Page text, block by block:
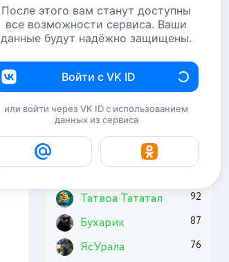
Комментаторы недели
NiShkni 214
Евгений114
Комсомолец
Татвоа Тататал 92
Бухарик 87
ЯсУрала 76
После этого вам станут доступны
все возможности сервиса. Ваши
данные будут надёжно защищены.
Войти с VK ID
или войти через VK ID с использованием
данных из сервиса